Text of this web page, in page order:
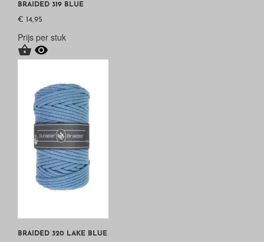
BRAIDED 319 BLUE
€ 14,95
Prijs per stuk
 
BRAIDED 320 LAKE BLUE